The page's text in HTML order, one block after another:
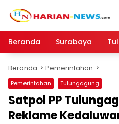
Beranda
Surabaya
Beranda Pemerintahan
Pemerintahan Tulungagung
Satpol PP
Reklame